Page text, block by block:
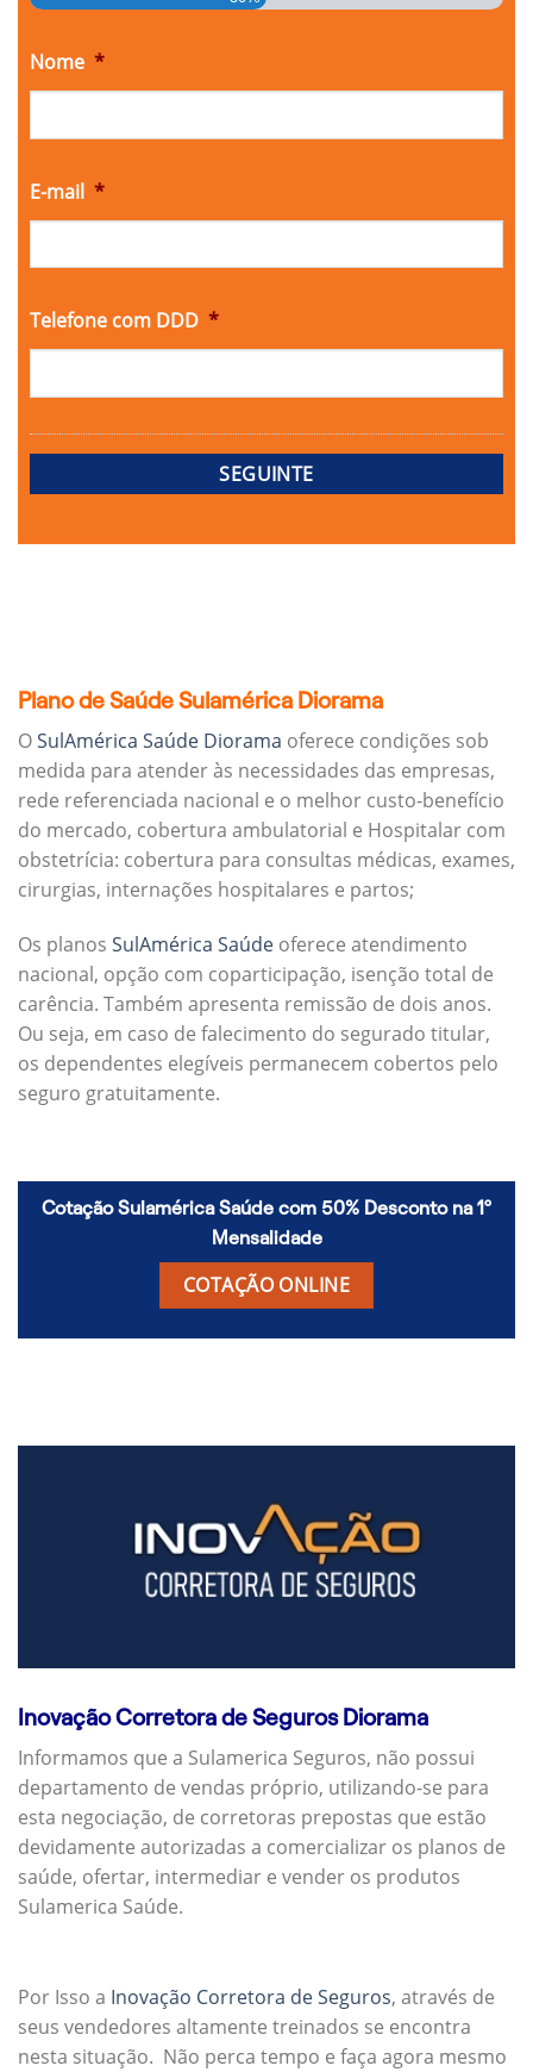
Nome *
E-mail *
Telefone com DDD *
Plano de Saúde Sulamérica Diorama
OSulAmérica Saúde Diorama oferece condições sob
medida para atender às necessidades das empresas,
rede referenciada nacional e o melhor custo-benefício
do mercado, cobertura ambulatorial e Hospitalar com
obstetrícia: cobertura para consultas médicas, exames,
cirurgias, internações hospitalares e partos;
Os planos SulAmérica Saúde oferece atendimento
nacional, opção com coparticipação, isenção total de
carência. Também apresenta remissão de dois anos.
Ou seja, em caso de falecimento do segurado titular,
os dependentes elegíveis permanecem cobertos pelo
seguro gratuitamente.
Cotação Sulamérica Saúde com 50% Desconto na 1º
Mensalidade
COTAÇÃO ONLINE
Inovação Corretora de Seguros Diorama
Informamos que a Sulamerica Seguros, não possui
departamento de vendas próprio, utilizando-se para
esta negociação, de corretoras prepostas que estão
devidamente autorizadas a comercializar os planos de
saúde, ofertar, intermediar e vender os produtos
Sulamerica Saúde.
Por Isso a Inovação Corretora de Seguros, através de
seus vendedores altamente treinados se encontra
nesta situação. Não perca tempo e faça agora mesmo